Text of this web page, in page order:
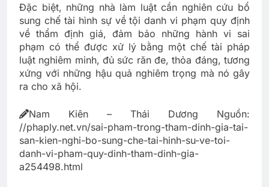
Đặc biệt, những nhà làm luật cần nghiên cứu bổ
sung chế tài hình sự về tội danh vi phạm quy định
về thẩm định giá, đảm bảo những hành vi sai
phạm có thể được xử lý bằng một chế tài pháp
luật nghiêm minh, đủ sức răn đe, thỏa đáng, tương
xứng với những hậu quả nghiêm trọng mà nó gây
ra cho xã hội.
Nam Kiên – Thái Dương Nguồn:
//phaply.net.vn/sai-pham-trong-tham-dinh-gia-tai-
san-kien-nghi-bo-sung-che-tai-hinh-su-ve-toi-
danh-vi-pham-quy-dinh-tham-dinh-gia-
a254498.html